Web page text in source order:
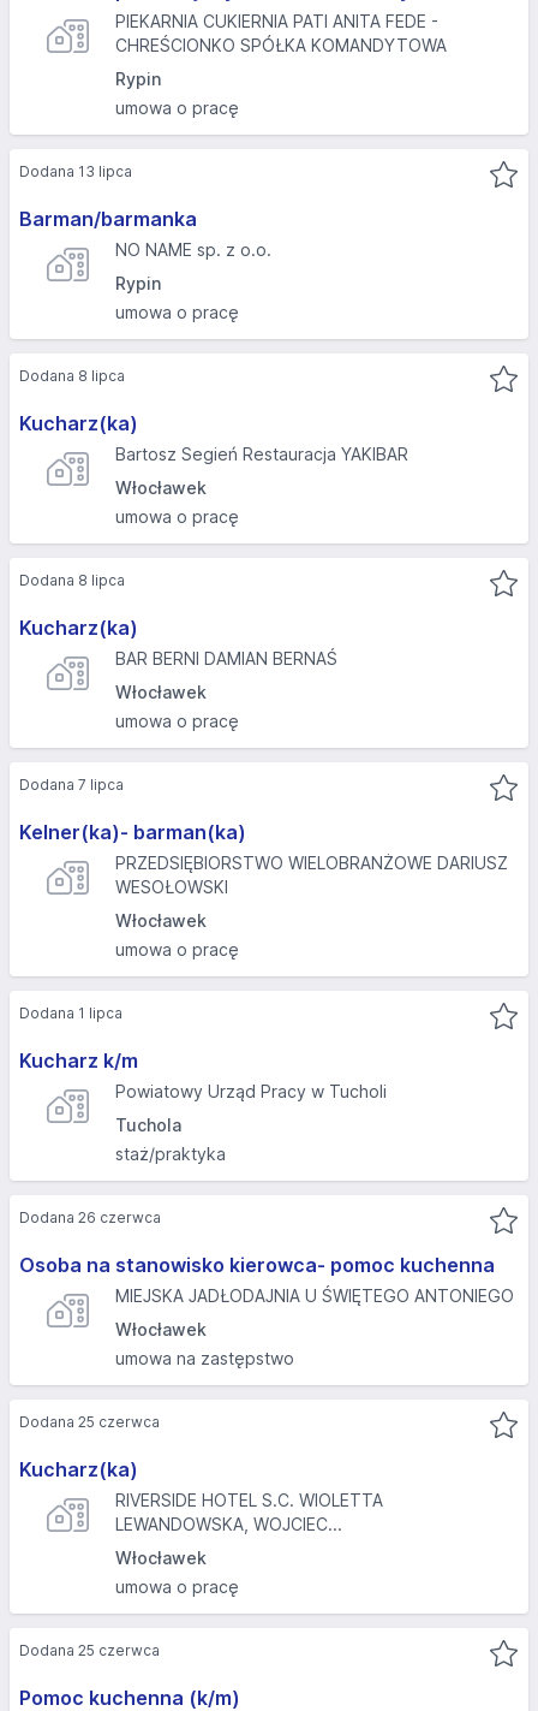
PIEKARNIA CUKIERNIA PATI ANITA FEDE -
CHREŚCIONKO SPÓŁKA KOMANDYTOWA
Rypin
umowa o pracę
Barman/barmanka
NO NAME sp. z o.o.
Rypin
umowa o pracę
Dodana 13 lipca
Kucharz(ka)
Bartosz Segień Restauracja YAKIBAR
Włocławek
umowa o pracę
Dodana 8 lipca
Kucharz(ka)
BAR BERNI DAMIAN BERNAŚ
Włocławek
umowa o pracę
Dodana 8 lipca
Kelner(ka)- barman(ka)
PRZEDSIĘBIORSTWO WIELOBRANŻOWE DARIUSZ
WESOŁOWSKI
Włocławek
umowa o pracę
Dodana 7 lipca
Kucharz k/m
Powiatowy Urząd Pracy w Tucholi
Tuchola
staż/praktyka
Dodana 1 lipca
Osoba na stanowisko kierowca- pomoc kuchenna
MIEJSKA JADŁODAJNIA U ŚWIĘTEGO ANTONIEGO
Włocławek
umowa na zastępstwo
Dodana 26 czerwca
Kucharz(ka)
RIVERSIDE HOTEL S.C. WIOLETTA
LEWANDOWSKA, WOJCIEC...
Włocławek
umowa o pracę
Dodana 25 czerwca
Pomoc kuchenna (k/m)
Dodana 25 czerwca